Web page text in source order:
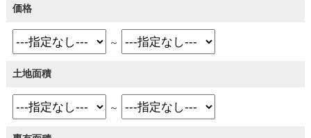
価格
～
土地面積
～